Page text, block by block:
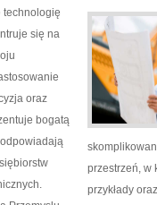
technologię
się na
oraz
bogatą
przestrzeń, w
przykłady